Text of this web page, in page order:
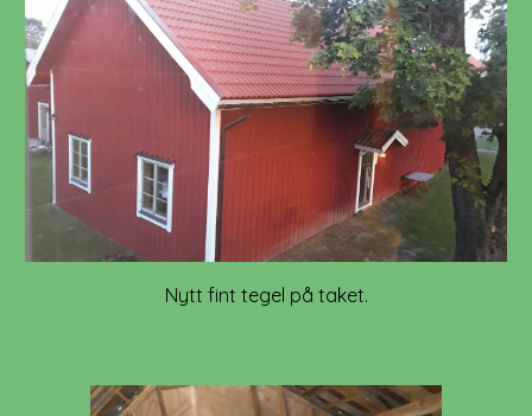
Nytt fint tegel på taket.